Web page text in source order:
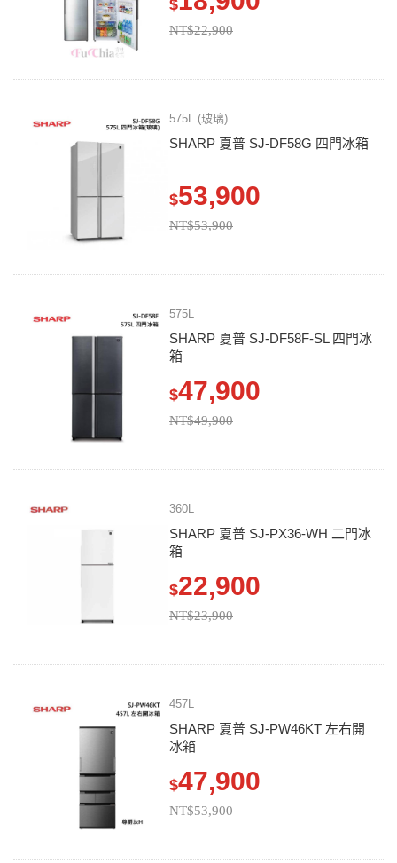
$
NT$22,900
575L (玻璃)
SHARP 夏普 SJ-DF58G 四門冰箱
$53,900
NT$53,900
575L
SHARP 夏普 SJ-DF58F-SL 四門冰
箱
$47,900
NT$49,900
360L
SHARP 夏普 SJ-PX36-WH 二門冰
箱
$22,900
NT$23,900
457L
SHARP 夏普 SJ-PW46KT 左右開
冰箱
$47,900
NT$53,900